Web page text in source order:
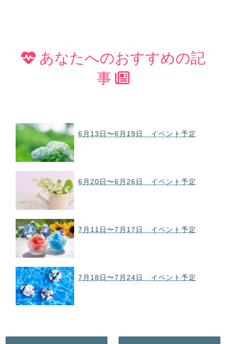
あなたへのおすすめの記
事
6月13日〜6月19日 イベント予定
6月20日〜6月26日 イベント予定
7月11日〜7月17日 イベント予定
7月18日〜7月24日 イベント予定